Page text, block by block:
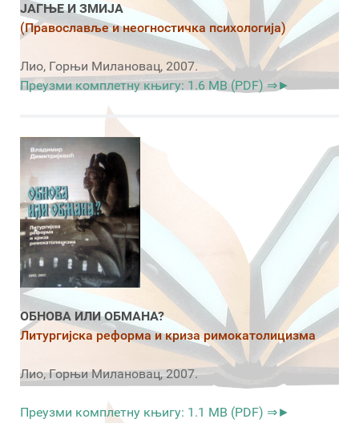
ЈАГЊЕ И ЗМИЈА
(Православље и неогностичка психологија)
Лио, Горњи Милановац, 2007.
Преузми комплетну књигу: 1.6 MB (PDF) ⇒►
ОБНОВА ИЛИ ОБМАНА?
Литургијска реформа и криза римокатолицизма
Лио, Горњи Милановац, 2007.
Преузми комплетну књигу: 1.1 MB (PDF) ⇒►